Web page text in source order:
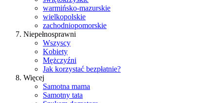
warmińsko-mazurskie
wielkopolskie
zachodniopomorskie
Niepełnosprawni
Wszyscy
Kobiety
Mężczyźni
Jak korzystać bezpłatnie?
Więcej
Samotna mama
Samotny tata